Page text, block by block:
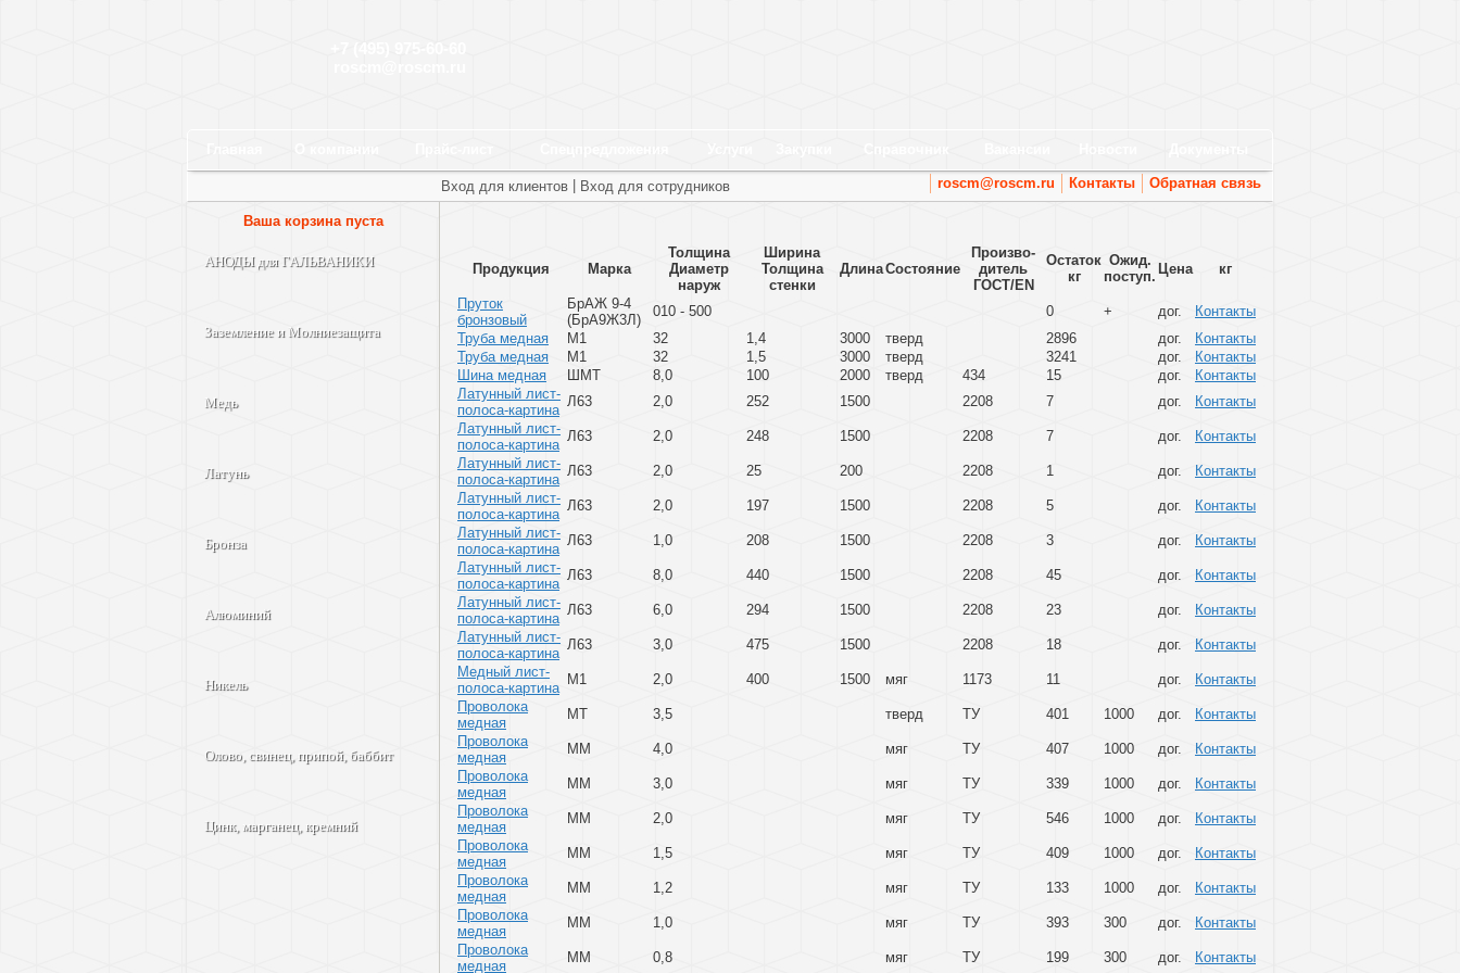
Вход для клиентов Вход для сотрудников roscm@roscm.ru Контакты Обратная связь
Ваша корзина пуста
АНОДЫ для ГАЛЬВАНИКИ
Заземление и Молниезащита
Медь
Латунь
Бронза
Алюминий
Никель
Олово, свинец, припой, баббит
Цинк, марганец, кремний
Продукция Марка
Толщина
Диаметр
наруж
Ширина
Толщина
стенки
ДлинаСостояние
Произво­
дитель
ГОСТ/EN
Остаток
кг
Ожид.
поступ. Цена кг
Пруток
бронзовый
БрАЖ 9-4
(БрА9Ж3Л)
010 - 500 0 + дог.
Контакты
Труба медная
М1 32 1,4 3000 тверд 2896 дог.
Контакты
Труба медная
М1 32 1,5 3000 тверд 3241 дог.
Контакты
Шина медная
ШМТ 8,0 100 2000 тверд 434 15 дог.
Контакты
Латунный лист-
полоса-картина
Л63 2,0 252 1500 2208 7 дог.
Контакты
Латунный лист-
полоса-картина
Л63 2,0 248 1500 2208 7 дог.
Контакты
Латунный лист-
полоса-картина
Л63 2,0 25 200 2208 1 дог.
Контакты
Латунный лист-
полоса-картина
Л63 2,0 197 1500 2208 5 дог.
Контакты
Латунный лист-
полоса-картина
Л63 1,0 208 1500 2208 3 дог.
Контакты
Латунный лист-
полоса-картина
Л63 8,0 440 1500 2208 45 дог.
Контакты
Латунный лист-
полоса-картина
Л63 6,0 294 1500 2208 23 дог.
Контакты
Латунный лист-
полоса-картина
Л63 3,0 475 1500 2208 18 дог.
Контакты
Медный лист-
полоса-картина
М1 2,0 400 1500 мяг 1173 11 дог.
Контакты
Проволока
медная
МТ 3,5 тверд ТУ 401 1000 дог.
Контакты
Проволока
медная
ММ 4,0 мяг ТУ 407 1000 дог.
Контакты
Проволока
медная
ММ 3,0 мяг ТУ 339 1000 дог.
Контакты
Проволока
медная
ММ 2,0 мяг ТУ 546 1000 дог.
Контакты
Проволока
медная
ММ 1,5 мяг ТУ 409 1000 дог.
Контакты
Проволока
медная
ММ 1,2 мяг ТУ 133 1000 дог.
Контакты
Проволока
медная
ММ 1,0 мяг ТУ 393 300 дог.
Контакты
Проволока
медная
ММ 0,8 мяг ТУ 199 300 дог. Контакты